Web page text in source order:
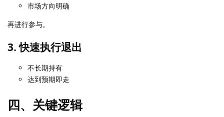
市场方向明确
再进行参与。
3. 快速执行退出
不长期持有
达到预期即走
四、关键逻辑